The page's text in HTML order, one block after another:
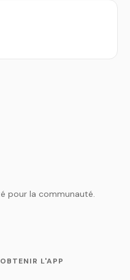
pour la communauté.
OBTENIR L'APP